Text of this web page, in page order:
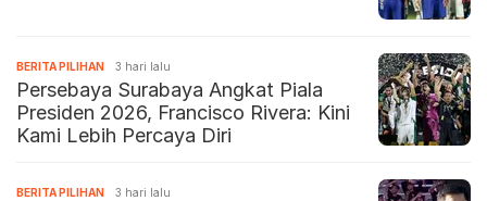
BERITA PILIHAN 3 hari lalu
Persebaya Surabaya Angkat Piala
Presiden 2026, Francisco Rivera: Kini
Kami Lebih Percaya Diri
BERITA PILIHAN 3 hari lalu